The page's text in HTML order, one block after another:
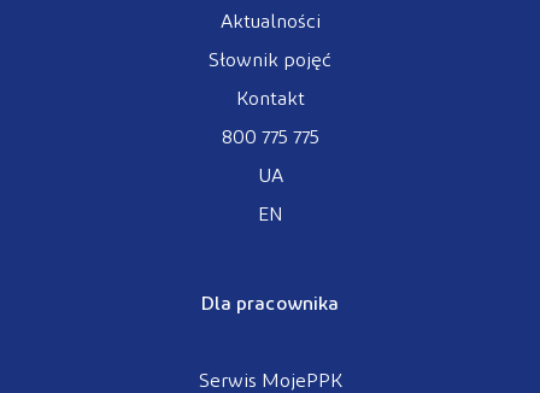
Aktualności
Słownik pojęć
Kontakt
800 775 775
UA
EN
Dla pracownika
Serwis MojePPK